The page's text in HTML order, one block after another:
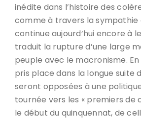
inédite dans l’histoire des
comme à travers la sympathie
continue aujourd’hui encore à
traduit la rupture d’une large
peuple avec le macronisme. En
pris place dans la longue suite
seront opposées à une
tournée vers les « premiers de
le début du quinquennat, de